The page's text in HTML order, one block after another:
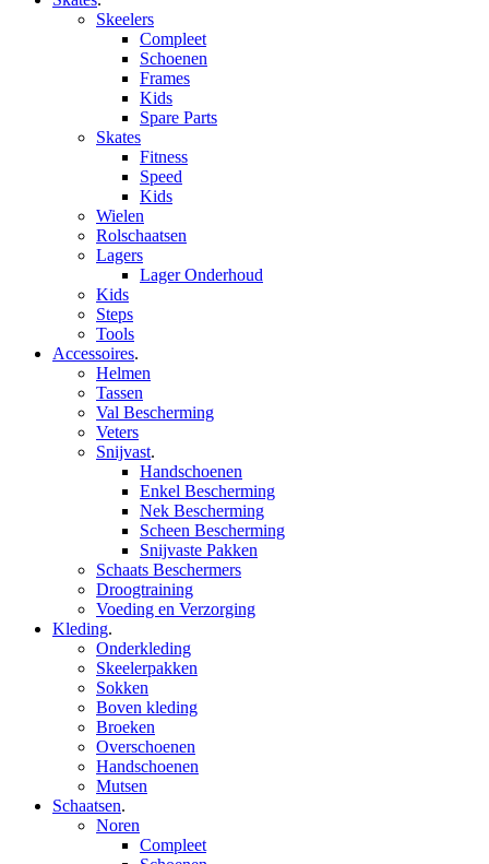
Skeelers
Compleet
Schoenen
Frames
Kids
Spare Parts
Skates
Fitness
Speed
Kids
Wielen
Rolschaatsen
Lagers
Lager Onderhoud
Kids
Steps
Tools
Accessoires.
Helmen
Tassen
Val Bescherming
Veters
Snijvast.
Handschoenen
Enkel Bescherming
Nek Bescherming
Scheen Bescherming
Snijvaste Pakken
Schaats Beschermers
Droogtraining
Voeding en Verzorging
Kleding.
Onderkleding
Skeelerpakken
Sokken
Boven kleding
Broeken
Overschoenen
Handschoenen
Mutsen
Schaatsen.
Noren
Compleet